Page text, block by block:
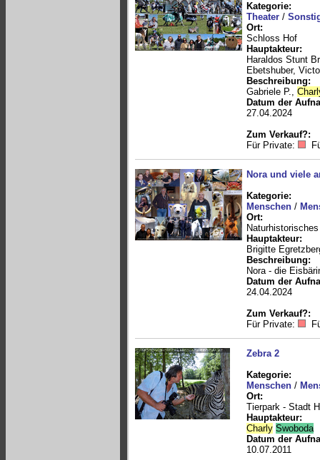
Kategorie:
Theater /
Ort:
Schloss Hof
Hauptakteur:
Haraldos Stunt
Ebetshuber,
Beschreibung:
Gabriele P.,
Datum der
27.04.2024
Zum Verkauf?:
Für Private:
Nora und viele
Kategorie:
Menschen /
Ort:
Hauptakteur:
Brigitte
Beschreibung:
Nora - die
Datum der
24.04.2024
Zum Verkauf?:
Für Private:
Zebra 2
Kategorie:
Menschen /
Ort:
Tierpark - Stadt
Hauptakteur:
Charly Swoboda
Datum der
10.07.2011